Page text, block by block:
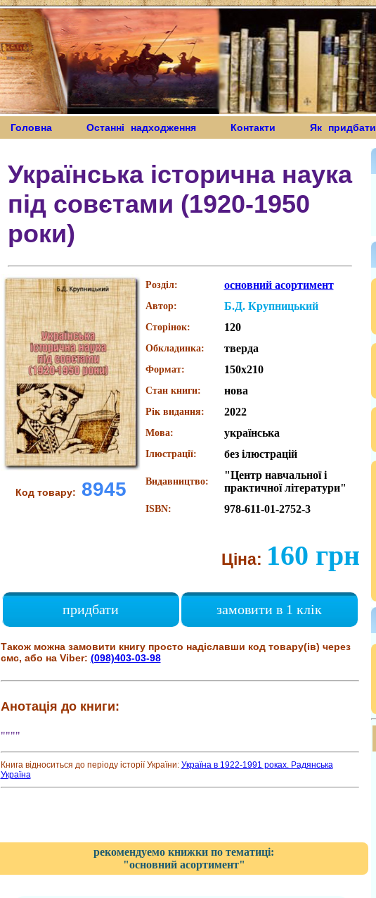
Головна Останні надходження Контакти Як придбати
Українська історична наука
під совєтами (1920-1950
роки)
Код товару: 8945
Розділ: основний асортимент
Автор: Б.Д. Крупницький
Сторінок: 120
Обкладинка: тверда
Формат: 150х210
Стан книги: нова
Рік видання: 2022
Мова: українська
Ілюстрації: без ілюстрацій
Видавництво:
"Центр навчальної і
практичної літератури"
ISBN: 978-611-01-2752-3
Ціна: 160 грн
придбати замовити в 1 клік
Також можна замовити книгу просто надіславши код товару(ів) через
смс, або на Viber: (098)403-03-98
Анотація до книги:
""""
Книга відноситься до періоду історії України: Україна в 1922-1991 роках. Радянська
Україна
рекомендуемо книжки по тематиці:
"основний асортимент"